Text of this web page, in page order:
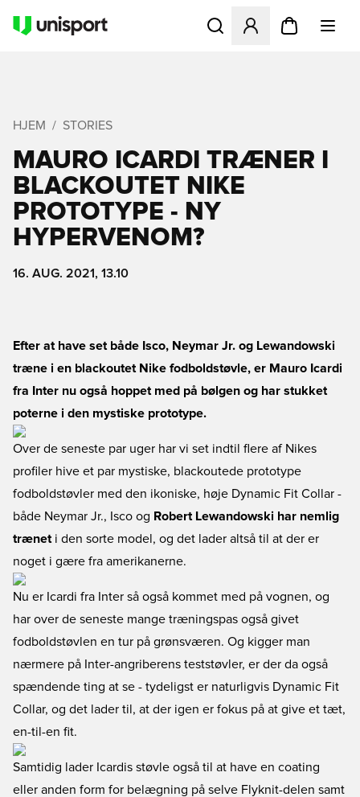
Åbner en Modal til at
HJEM STORIES
MAURO ICARDI TRÆNER I
BLACKOUTET NIKE
PROTOTYPE - NY
HYPERVENOM?
16. AUG. 2021, 13.10
Efter at have set både Isco, Neymar Jr. og Lewandowski
træne i en blackoutet Nike fodboldstøvle, er Mauro Icardi
fra Inter nu også hoppet med på bølgen og har stukket
poterne i den mystiske prototype.
Over de seneste par uger har vi set indtil flere af Nikes
profiler hive et par mystiske, blackoutede prototype
fodboldstøvler med den ikoniske, høje Dynamic Fit Collar -
både Neymar Jr., Isco og Robert Lewandowski har nemlig
trænet i den sorte model, og det lader altså til at der er
noget i gære fra amerikanerne.
Nu er Icardi fra Inter så også kommet med på vognen, og
har over de seneste mange træningspas også givet
fodboldstøvlen en tur på grønsværen. Og kigger man
nærmere på Inter-angriberens teststøvler, er der da også
spændende ting at se - tydeligst er naturligvis Dynamic Fit
Collar, og det lader til, at der igen er fokus på at give et tæt,
en-til-en fit.
Samtidig lader Icardis støvle også til at have en coating
eller anden form for belægning på selve Flyknit-delen samt